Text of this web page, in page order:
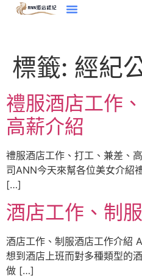
標籤: 經紀
禮服酒店工作
高薪介紹
禮服酒店工作、打工、兼差、
司ANN今天來幫各位美女介紹
[…]
酒店工作、制
酒店工作、制服酒店工作介紹
想到酒店上班而對多種類型的
做 […]